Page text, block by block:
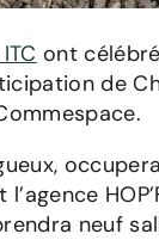
ont
de
neuf